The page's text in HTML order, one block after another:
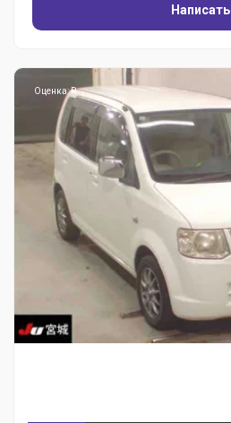
Написать
Оценка: R